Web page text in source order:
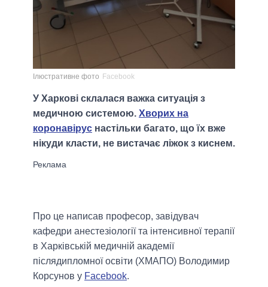
Ілюстративне фото Facebook
У Харкові склалася важка ситуація з
медичною системою. Хворих на
коронавірус настільки багато, що їх вже
нікуди класти, не вистачає ліжок з киснем.
Про це написав професор, завідувач
кафедри анестезіології та інтенсивної терапії
в Харківській медичній академії
післядипломної освіти (ХМАПО) Володимир
Корсунов у Facebook.